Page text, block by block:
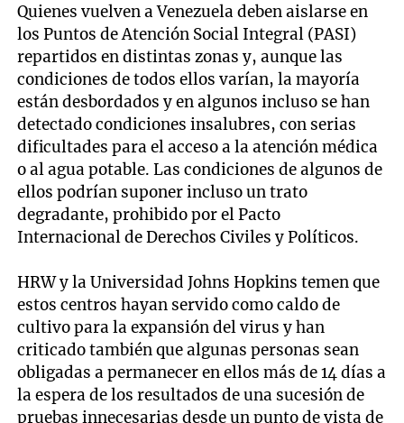
Quienes vuelven a Venezuela deben aislarse en
los Puntos de Atención Social Integral (PASI)
repartidos en distintas zonas y, aunque las
condiciones de todos ellos varían, la mayoría
están desbordados y en algunos incluso se han
detectado condiciones insalubres, con serias
dificultades para el acceso a la atención médica
o al agua potable. Las condiciones de algunos de
ellos podrían suponer incluso un trato
degradante, prohibido por el Pacto
Internacional de Derechos Civiles y Políticos.
HRW y la Universidad Johns Hopkins temen que
estos centros hayan servido como caldo de
cultivo para la expansión del virus y han
criticado también que algunas personas sean
obligadas a permanecer en ellos más de 14 días a
la espera de los resultados de una sucesión de
pruebas innecesarias desde un punto de vista de